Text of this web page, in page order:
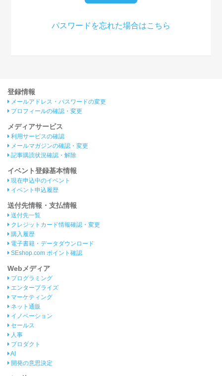
パスワードを忘れた場合はこちら
登録情報
メールアドレス・パスワードの変更
プロフィールの確認・変更
メディアサービス
利用サービスの確認
メールマガジンの確認・変更
記事購読状況確認・解除
イベント登録基本情報
現在申込中のイベント
イベント申込履歴
送付先情報・支払情報
送付先一覧
クレジットカード情報確認・変更
購入履歴
電子書籍・データダウンロード
SEshop.com ポイント確認
Webメディア
プログラミング
エンタープライズ
マーケティング
ネット通販
イノベーション
セールス
人事
プロダクト
AI
開発の意思決定